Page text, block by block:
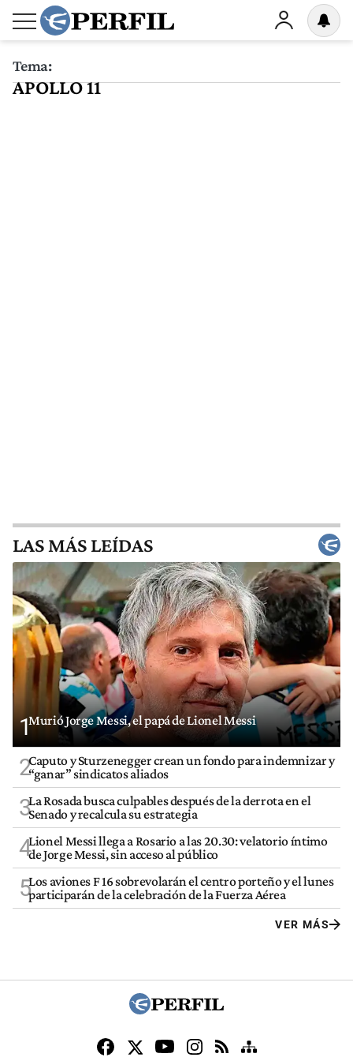
Tema:
APOLLO 11
LAS MÁS LEÍDAS
1Murió Jorge Messi, el papá de Lionel Messi
2Caputo y Sturzenegger crean un fondo para indemnizar y
“ganar” sindicatos aliados
3La Rosada busca culpables después de la derrota en el
Senado y recalcula su estrategia
4Lionel Messi llega a Rosario a las 20.30: velatorio íntimo
de Jorge Messi, sin acceso al público
5Los aviones F 16 sobrevolarán el centro porteño y el lunes
participarán de la celebración de la Fuerza Aérea
VER MÁS